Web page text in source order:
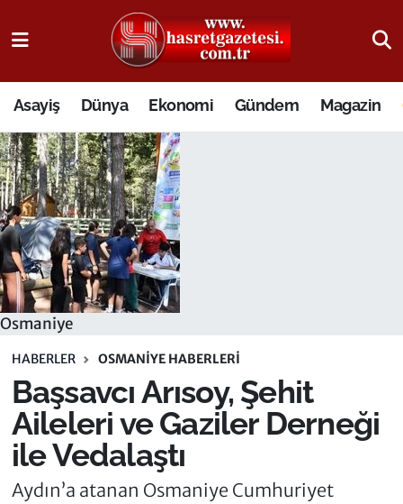
Asayiş Dünya Ekonomi Gündem Magazin
Osmaniye
HABERLER OSMANIYE HABERLERI
Başsavcı Arısoy, Şehit
Aileleri ve Gaziler Derneği
ile Vedalaştı
Aydın’a atanan Osmaniye Cumhuriyet
Osmaniye Nöbetçi Eczaneler
Osmaniye Hava Durumu
Osmaniye Trafik Yoğunluk Haritası
Süper Lig Puan Durumu ve Fikstür
Tüm Manşetler
Son Dakika Haberleri